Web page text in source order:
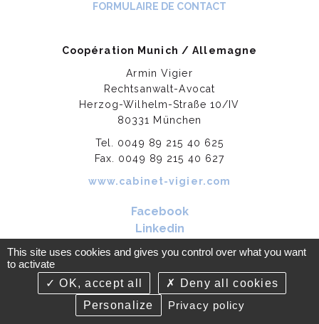
FORMULAIRE DE CONTACT
Coopération Munich / Allemagne
Armin Vigier
Rechtsanwalt-Avocat
Herzog-Wilhelm-Straße 10/IV
80331 München
Tel. 0049 89 215 40 625
Fax. 0049 89 215 40 627
www.cabinet-vigier.com
Facebook
Linkedin
©2018-26 Daumas-Wilson & Associés - Copyright, tous droits
réservés - Conception Absolute Communication Réalisation Answeb
This site uses cookies and gives you control over what you want
to activate
OK, accept all
Deny all cookies
Personalize
Privacy policy